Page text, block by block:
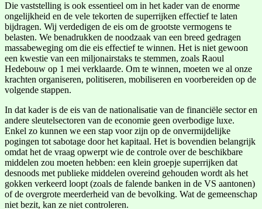
Die vaststelling is ook essentieel om in het kader van de enorme
ongelijkheid en de vele tekorten de superrijken effectief te laten
bijdragen. Wij verdedigen de eis om de grootste vermogens te
belasten. We benadrukken de noodzaak van een breed gedragen
massabeweging om die eis effectief te winnen. Het is niet gewoon
een kwestie van een miljonairstaks te stemmen, zoals Raoul
Hedebouw op 1 mei verklaarde. Om te winnen, moeten we al onze
krachten organiseren, politiseren, mobiliseren en voorbereiden op de
volgende stappen.
In dat kader is de eis van de nationalisatie van de financiële sector en
andere sleutelsectoren van de economie geen overbodige luxe.
Enkel zo kunnen we een stap voor zijn op de onvermijdelijke
pogingen tot sabotage door het kapitaal. Het is bovendien belangrijk
omdat het de vraag opwerpt wie de controle over de beschikbare
middelen zou moeten hebben: een klein groepje superrijken dat
desnoods met publieke middelen overeind gehouden wordt als het
gokken verkeerd loopt (zoals de falende banken in de VS aantonen)
of de overgrote meerderheid van de bevolking. Wat de gemeenschap
niet bezit, kan ze niet controleren.